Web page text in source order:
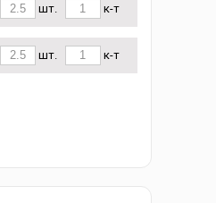
шт. к-т
шт. к-т